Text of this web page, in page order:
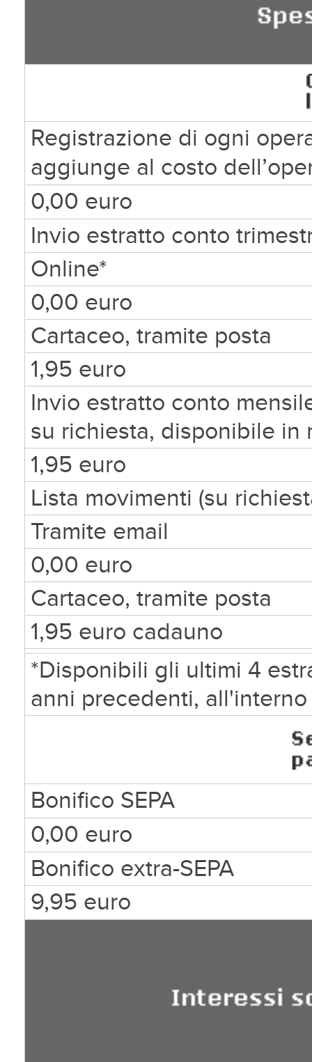
Registrazione di ogni
aggiunge al costo
0,00 euro
Invio estratto conto
Online*
0,00 euro
Cartaceo, tramite posta
1,95 euro
Invio estratto conto
su richiesta, disponibile in
1,95 euro
Lista movimenti (su
Tramite email
0,00 euro
Cartaceo, tramite posta
1,95 euro cadauno
*Disponibili gli ultimi 4
anni precedenti,
Bonifico SEPA
0,00 euro
Bonifico extra-SEPA
9,95 euro